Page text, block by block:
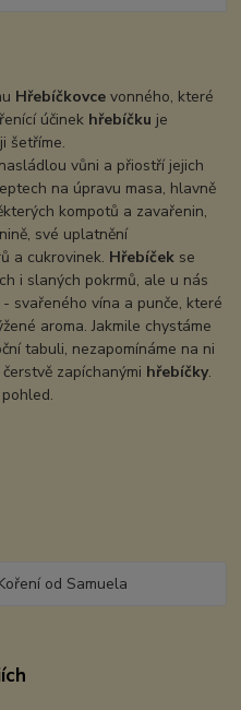
Hřebíčkovcevonného, které
účinek hřebíčku je
šetříme.
vůni a přiostří jejich
na úpravu masa, hlavně
kompotů a zavařenin,
své uplatnění
a cukrovinek. Hřebíček se
i slaných pokrmů, ale u nás
svařeného vína a punče, které
aroma. Jakmile chystáme
tabuli, nezapomínáme na ni
zapíchanými hřebíčky.
od Samuela